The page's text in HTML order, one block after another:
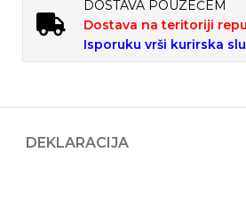
DOSTAVA POUZEĆEM
Dostava na teritoriji
Isporuku vrši kurirska
DEKLARACIJA